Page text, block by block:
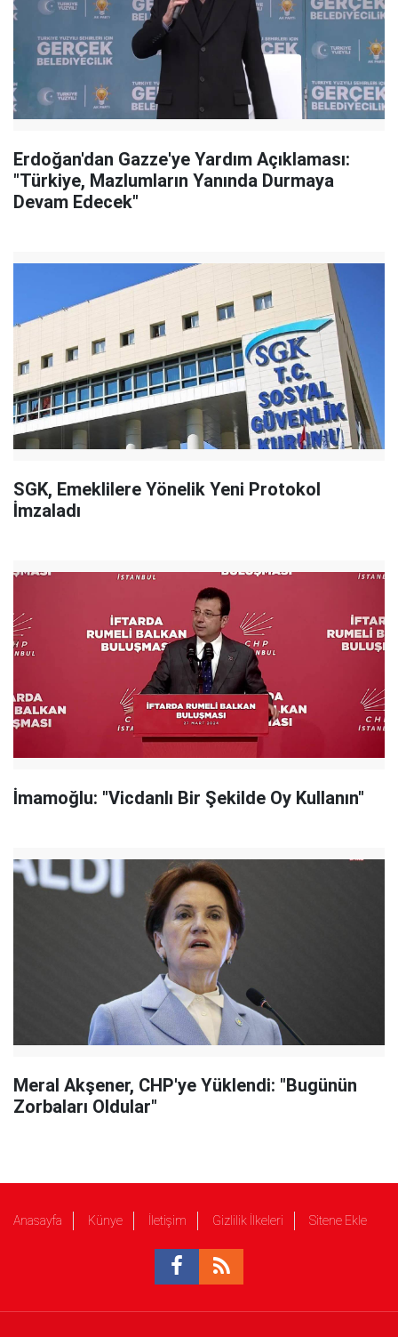
Erdoğan'dan Gazze'ye Yardım Açıklaması:
"Türkiye, Mazlumların Yanında Durmaya
Devam Edecek"
SGK, Emeklilere Yönelik Yeni Protokol
İmzaladı
İmamoğlu: "Vicdanlı Bir Şekilde Oy Kullanın"
Meral Akşener, CHP'ye Yüklendi: "Bugünün
Zorbaları Oldular"
Anasayfa Künye İletişim Gizlilik İlkeleri Sitene Ekle